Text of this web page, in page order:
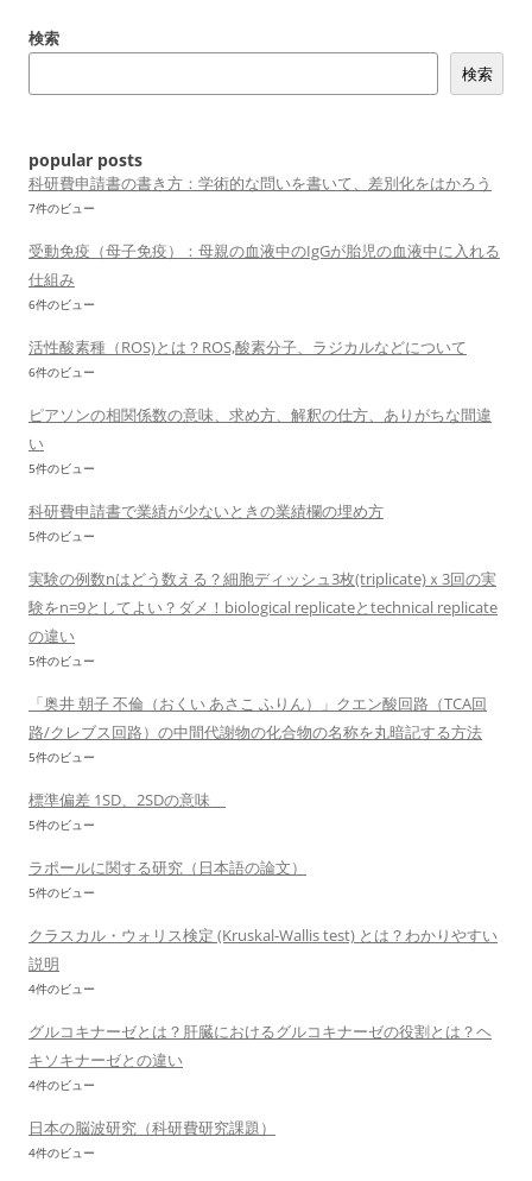
検索
検索
popular posts
科研費申請書の書き方：学術的な問いを書いて、差別化をはかろう
7件のビュー
受動免疫（母子免疫）：母親の血液中のIgGが胎児の血液中に入れる
仕組み
6件のビュー
活性酸素種（ROS)とは？ROS,酸素分子、ラジカルなどについて
6件のビュー
ピアソンの相関係数の意味、求め方、解釈の仕方、ありがちな間違
い
5件のビュー
科研費申請書で業績が少ないときの業績欄の埋め方
5件のビュー
実験の例数nはどう数える？細胞ディッシュ3枚(triplicate)ｘ3回の実
験をn=9としてよい？ダメ！biological replicateとtechnical replicate
の違い
5件のビュー
「奥井 朝子 不倫（おくい あさこ ふりん）」クエン酸回路（TCA回
路/クレブス回路）の中間代謝物の化合物の名称を丸暗記する方法
5件のビュー
標準偏差 1SD、2SDの意味
5件のビュー
ラポールに関する研究（日本語の論文）
5件のビュー
クラスカル・ウォリス検定 (Kruskal-Wallis test) とは？わかりやすい
説明
4件のビュー
グルコキナーゼとは？肝臓におけるグルコキナーゼの役割とは？ヘ
キソキナーゼとの違い
4件のビュー
日本の脳波研究（科研費研究課題）
4件のビュー